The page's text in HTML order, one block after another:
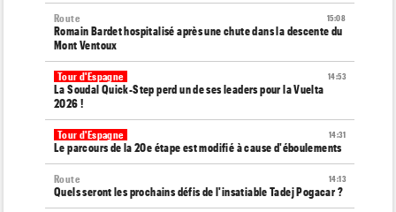
15:08
Route
Romain Bardet hospitalisé après une chute dans la descente du
Mont Ventoux
14:53
Tour d'Espagne
La Soudal Quick-Step perd un de ses leaders pour la Vuelta
2026 !
14:31
Tour d'Espagne
Le parcours de la 20e étape est modifié à cause d'éboulements
14:13
Route
Quels seront les prochains défis de l'insatiable Tadej Pogacar ?